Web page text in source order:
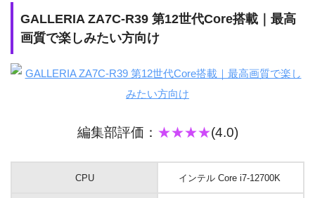
GALLERIA ZA7C-R39 第12世代Core搭載｜最高
画質で楽しみたい方向け
編集部評価： ★★★★(4.0)
CPU インテル Core i7-12700K